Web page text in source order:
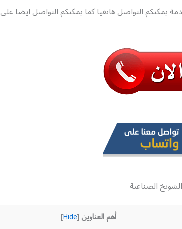
يمكنكم التواصل هاتفيا كما يمكنكم التواصل ايضا على
أهم العناوين [
Hide
]